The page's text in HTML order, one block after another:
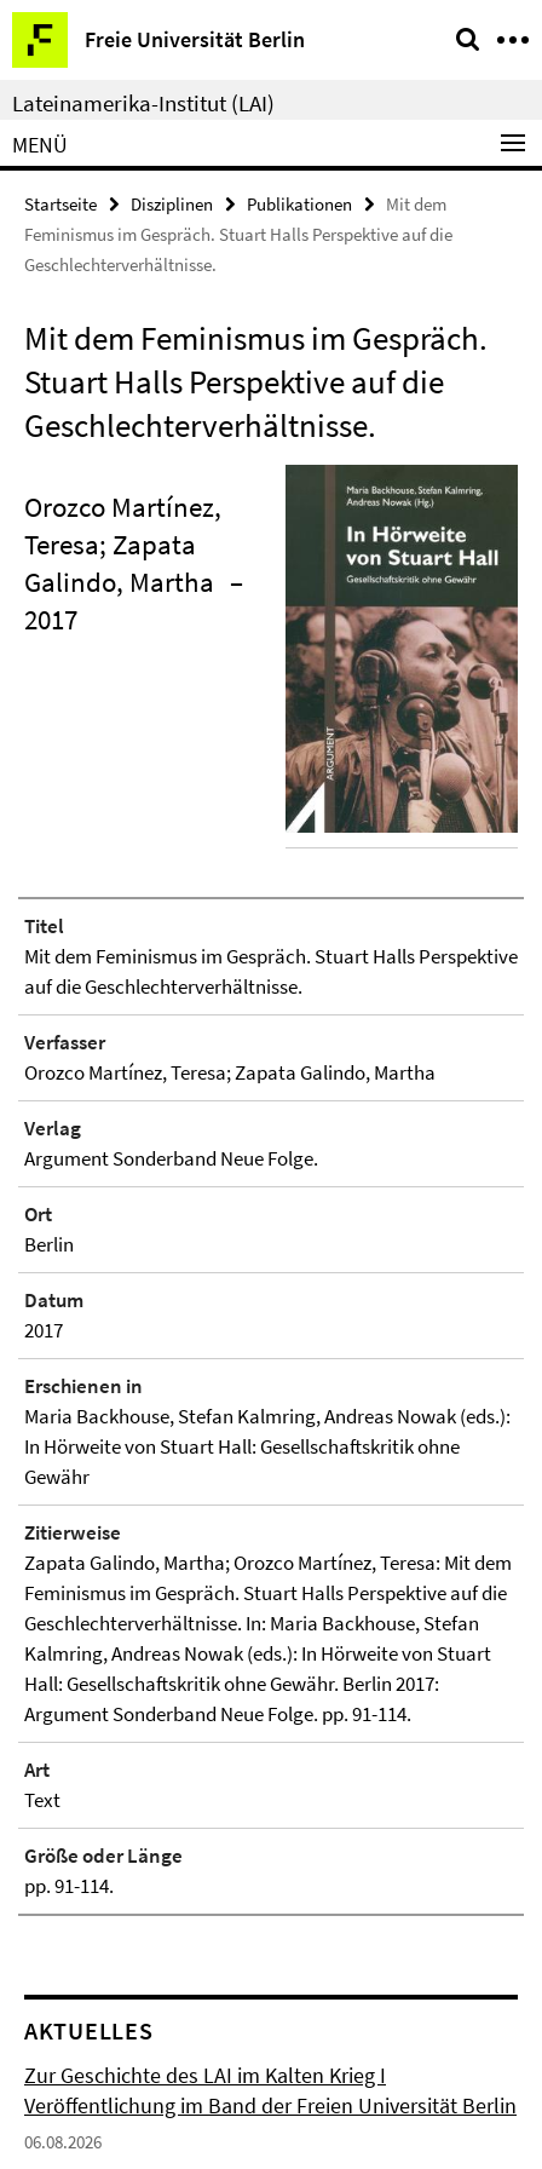
Springe
direkt
zu
Inhalt
Freie Universität Berlin
Service-
Navigation
Lateinamerika-Institut (LAI)
MENÜ
Startseite Disziplinen Publikationen
Mit dem
Feminismus im Gespräch. Stuart Halls Perspektive auf die
Geschlechterverhältnisse.
Mit dem Feminismus im Gespräch.
Stuart Halls Perspektive auf die
Geschlechterverhältnisse.
Orozco Martínez,
Teresa; Zapata
Galindo, Martha –
2017
Titel
Mit dem Feminismus im Gespräch. Stuart Halls Perspektive
auf die Geschlechterverhältnisse.
Verfasser
Orozco Martínez, Teresa; Zapata Galindo, Martha
Verlag
Argument Sonderband Neue Folge.
Ort
Berlin
Datum
2017
Erschienen in
Maria Backhouse, Stefan Kalmring, Andreas Nowak (eds.):
In Hörweite von Stuart Hall: Gesellschaftskritik ohne
Gewähr
Zitierweise
Zapata Galindo, Martha; Orozco Martínez, Teresa: Mit dem
Feminismus im Gespräch. Stuart Halls Perspektive auf die
Geschlechterverhältnisse. In: Maria Backhouse, Stefan
Kalmring, Andreas Nowak (eds.): In Hörweite von Stuart
Hall: Gesellschaftskritik ohne Gewähr. Berlin 2017:
Argument Sonderband Neue Folge. pp. 91-114.
Art
Text
Größe oder Länge
pp. 91-114.
AKTUELLES
Zur Geschichte des LAI im Kalten Krieg I
Veröffentlichung im Band der Freien Universität Berlin
06.08.2026